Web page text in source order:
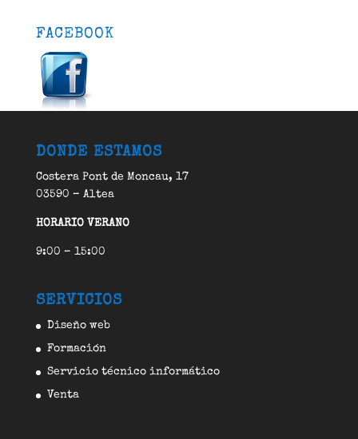
FACEBOOK
DONDE ESTAMOS
Costera Pont de Moncau, 17
03590 – Altea
HORARIO VERANO
9:00 – 15:00
SERVICIOS
Diseño web
Formación
Servicio técnico informático
Venta